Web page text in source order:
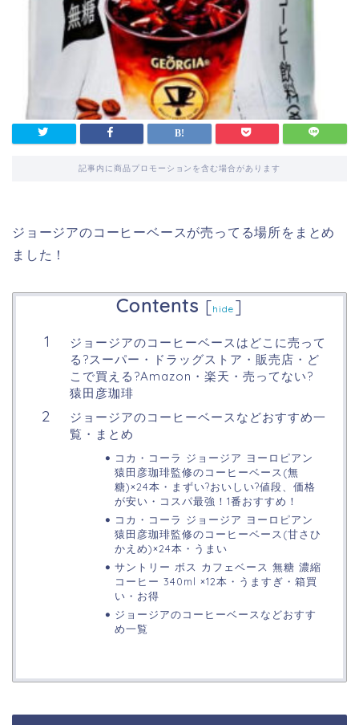
記事内に商品プロモーションを含む場合があります
ジョージアのコーヒーベースが売ってる場所をまとめ
ました！
Contents [hide ]
ジョージアのコーヒーベースはどこに売って
る?スーパー・ドラッグストア・販売店・ど
こで買える?Amazon・楽天・売ってない?
猿田彦珈琲
ジョージアのコーヒーベースなどおすすめ一
覧・まとめ
コカ・コーラ ジョージア ヨーロピアン
猿田彦珈琲監修のコーヒーベース(無
糖)×24本・まずい?おいしい?値段、価格
が安い・コスパ最強！1番おすすめ！
コカ・コーラ ジョージア ヨーロピアン
猿田彦珈琲監修のコーヒーベース(甘さひ
かえめ)×24本・うまい
サントリー ボス カフェベース 無糖 濃縮
コーヒー 340ml ×12本・うますぎ・箱買
い・お得
ジョージアのコーヒーベースなどおすす
め一覧